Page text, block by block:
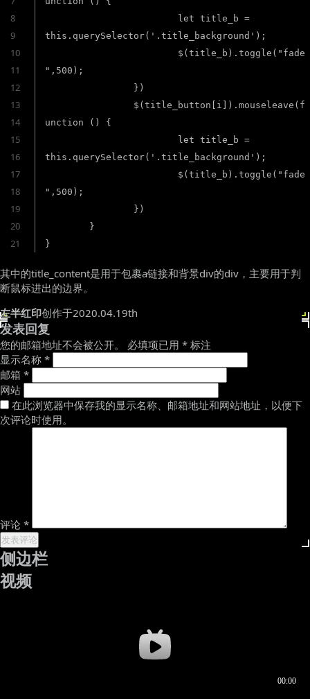
this.querySelector('.title_background');
",500);
unction () {
this.querySelector('.title_background');
",500);
}
8
9
10
11
12
13
14
15
16
17
18
19
20
21
其中的title_content是用于包裹a链接和背景div的div，主要用于判
断鼠标进出的边界。
左半红印创作于2020.04.19th
发表回复
您的邮箱地址不会被公开。 必填项已用 * 标注
显示名称 *
邮箱 *
网站
在此浏览器中保存我的显示名称、邮箱地址和网站地址，以便下
次评论时使用。
评论 *
侧边栏
视频